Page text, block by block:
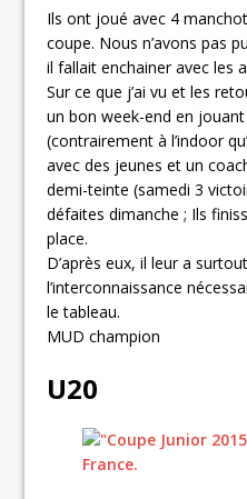
Ils ont joué avec 4
coupe. Nous n’avons pas
il fallait enchainer avec les
Sur ce que j’ai vu et les
un bon week-end en jouant
(contrairement à l’indoor
avec des jeunes et un
demi-teinte (samedi 3
défaites dimanche ; Ils
place.
D’après eux, il leur a
l’interconnaissance
le tableau.
MUD champion
U20